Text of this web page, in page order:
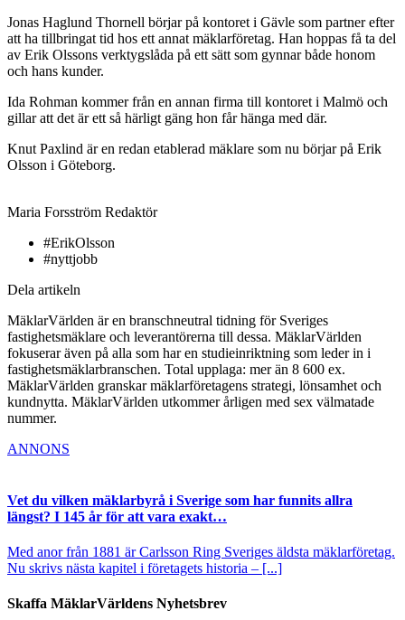
Jonas Haglund Thornell börjar på kontoret i Gävle som partner efter
att ha tillbringat tid hos ett annat mäklarföretag. Han hoppas få ta del
av Erik Olssons verktygslåda på ett sätt som gynnar både honom
och hans kunder.
Ida Rohman kommer från en annan firma till kontoret i Malmö och
gillar att det är ett så härligt gäng hon får hänga med där.
Knut Paxlind är en redan etablerad mäklare som nu börjar på Erik
Olsson i Göteborg.
Maria Forsström Redaktör
#ErikOlsson
#nyttjobb
Dela artikeln
MäklarVärlden är en branschneutral tidning för Sveriges
fastighetsmäklare och leverantörerna till dessa. MäklarVärlden
fokuserar även på alla som har en studieinriktning som leder in i
fastighetsmäklarbranschen. Total upplaga: mer än 8 600 ex.
MäklarVärlden granskar mäklarföretagens strategi, lönsamhet och
kundnytta. MäklarVärlden utkommer årligen med sex välmatade
nummer.
ANNONS
Vet du vilken mäklarbyrå i Sverige som har funnits allra
längst? I 145 år för att vara exakt…
Med anor från 1881 är Carlsson Ring Sveriges äldsta mäklarföretag.
Nu skrivs nästa kapitel i företagets historia – [...]
Skaffa MäklarVärldens Nyhetsbrev